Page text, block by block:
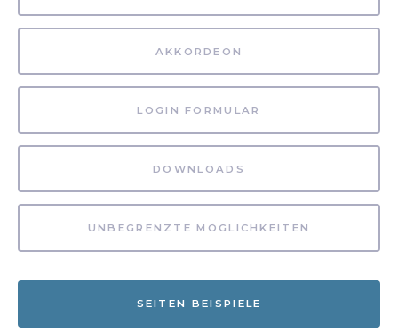
AKKORDEON
LOGIN FORMULAR
DOWNLOADS
UNBEGRENZTE MÖGLICHKEITEN
SEITEN BEISPIELE